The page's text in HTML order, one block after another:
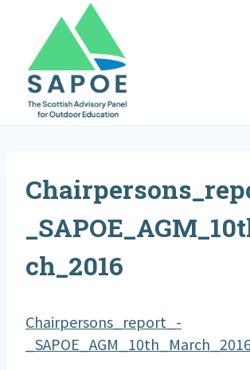
content
ch_2016
Chairpersons_report_-